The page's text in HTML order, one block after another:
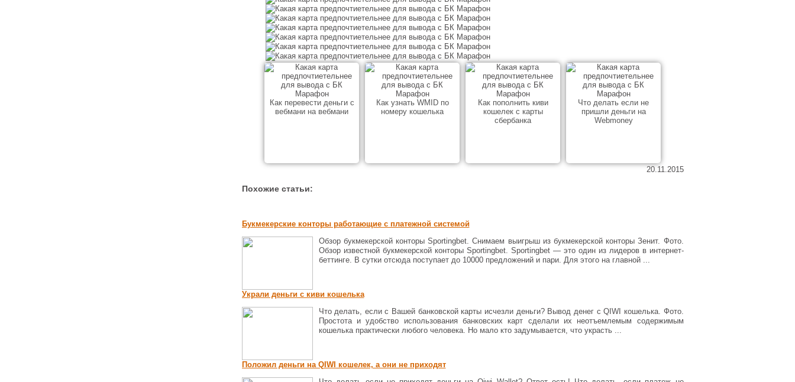
Как перевести деньги с
вебмани на вебмани
Как узнать WMID по
номеру кошелька
Как пополнить киви
кошелек с карты
сбербанка
Что делать если не
пришли деньги на
Webmoney
20.11.2015
Похожие статьи:
Букмекерские конторы работающие с платежной системой
Обзор букмекерской конторы Sportingbet. Снимаем выигрыш из букмекерской конторы Зенит. Фото.
Обзор известной букмекерской конторы Sportingbet. Sportingbet — это один из лидеров в интернет-
беттинге. В сутки отсюда поступает до 10000 предложений и пари. Для этого на главной ...
Украли деньги с киви кошелька
Что делать, если с Вашей банковской карты исчезли деньги? Вывод денег с QIWI кошелька. Фото.
Простота и удобство использования банковских карт сделали их неотъемлемым содержимым
кошелька практически любого человека. Но мало кто задумывается, что украсть ...
Положил деньги на QIWI кошелек, а они не приходят